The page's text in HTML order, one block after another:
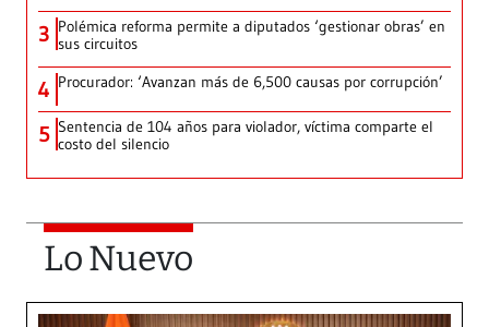
3 Polémica reforma permite a diputados ‘gestionar obras’ en
sus circuitos
4 Procurador: ‘Avanzan más de 6,500 causas por corrupción’
5 Sentencia de 104 años para violador, víctima comparte el
costo del silencio
Lo Nuevo